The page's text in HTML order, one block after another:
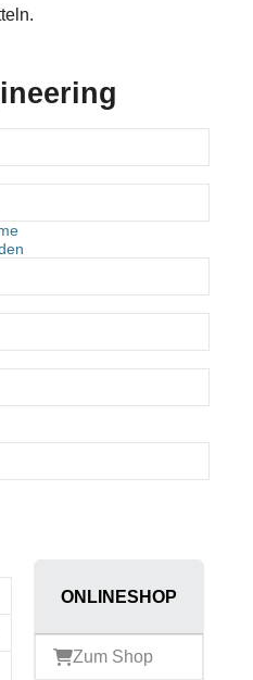
ONLINESHOP
Zum Shop